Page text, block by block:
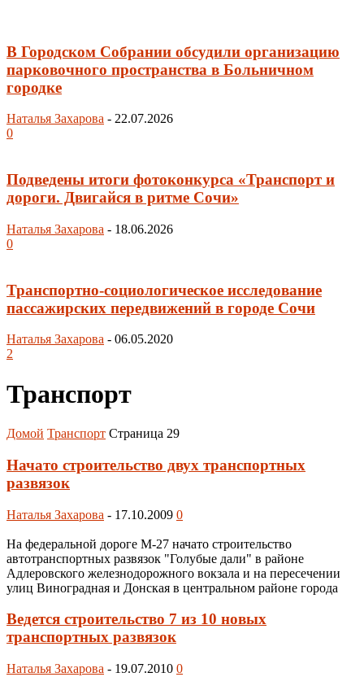
В Городском Собрании обсудили организацию
парковочного пространства в Больничном
городке
Наталья Захарова - 22.07.2026
0
Подведены итоги фотоконкурса «Транспорт и
дороги. Двигайся в ритме Сочи»
Наталья Захарова - 18.06.2026
0
Транспортно-социологическое исследование
пассажирских передвижений в городе Сочи
Наталья Захарова - 06.05.2020
2
Транспорт
Домой Транспорт Страница 29
Начато строительство двух транспортных
развязок
Наталья Захарова - 17.10.2009 0
На федеральной дороге М-27 начато строительство
автотранспортных развязок "Голубые дали" в районе
Адлеровского железнодорожного вокзала и на пересечении
улиц Виноградная и Донская в центральном районе города
Ведется строительство 7 из 10 новых
транспортных развязок
Наталья Захарова - 19.07.2010 0